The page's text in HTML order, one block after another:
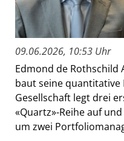
09.06.2026, 10:53 Uhr
Edmond de Rothschild
baut seine quantitative
Gesellschaft legt drei
«Quartz»-Reihe auf
um zwei